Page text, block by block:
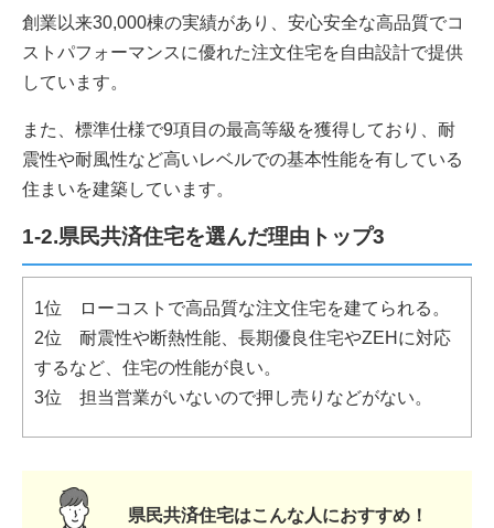
創業以来30,000棟の実績があり、安心安全な高品質でコ
ストパフォーマンスに優れた注文住宅を自由設計で提供
しています。
また、標準仕様で9項目の最高等級を獲得しており、耐
震性や耐風性など高いレベルでの基本性能を有している
住まいを建築しています。
1-2.県民共済住宅を選んだ理由トップ3
1位 ローコストで高品質な注文住宅を建てられる。
2位 耐震性や断熱性能、長期優良住宅やZEHに対応
するなど、住宅の性能が良い。
3位 担当営業がいないので押し売りなどがない。
県民共済住宅はこんな人におすすめ！